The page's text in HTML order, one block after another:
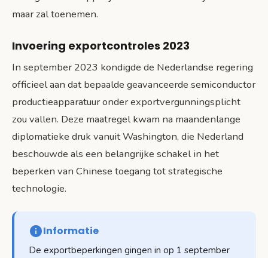
maar zal toenemen.
Invoering exportcontroles 2023
In september 2023 kondigde de Nederlandse regering
officieel aan dat bepaalde geavanceerde semiconductor
productieapparatuur onder exportvergunningsplicht
zou vallen. Deze maatregel kwam na maandenlange
diplomatieke druk vanuit Washington, die Nederland
beschouwde als een belangrijke schakel in het
beperken van Chinese toegang tot strategische
technologie.
Informatie
De exportbeperkingen gingen in op 1 september